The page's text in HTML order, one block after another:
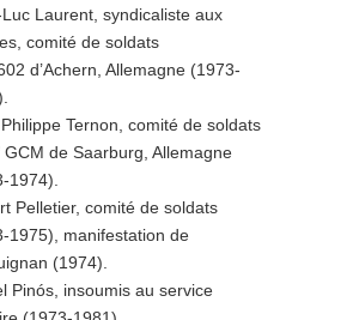
Laurent, syndicaliste aux
comité de soldats
d’Achern, Allemagne (1973-
Ternon, comité de soldats
GCM de Saarburg, Allemagne
1974).
Pelletier, comité de soldats
1975), manifestation de
(1974).
Pinós, insoumis au service